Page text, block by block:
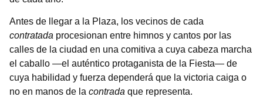
Antes de llegar a la Plaza, los vecinos de cada
contratada procesionan entre himnos y cantos por las
calles de la ciudad en una comitiva a cuya cabeza marcha
el caballo —el auténtico protaganista de la Fiesta— de
cuya habilidad y fuerza dependerá que la victoria caiga o
no en manos de la contrada que representa.